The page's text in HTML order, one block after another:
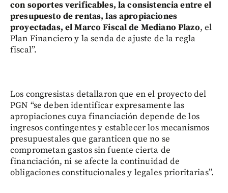
con soportes verificables, la consistencia entre el
presupuesto de rentas, las apropiaciones
proyectadas, el Marco Fiscal de Mediano Plazo, el
Plan Financiero y la senda de ajuste de la regla
fiscal”.
Los congresistas detallaron que en el proyecto del
PGN “se deben identificar expresamente las
apropiaciones cuya financiación depende de los
ingresos contingentes y establecer los mecanismos
presupuestales que garanticen que no se
comprometan gastos sin fuente cierta de
financiación, ni se afecte la continuidad de
obligaciones constitucionales y legales prioritarias”.